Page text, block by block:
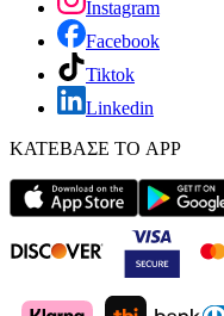
Instagram
Facebook
Tiktok
Linkedin
ΚΑΤΕΒΑΣΕ ΤΟ APP